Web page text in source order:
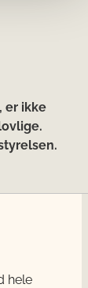
er ikke
hele